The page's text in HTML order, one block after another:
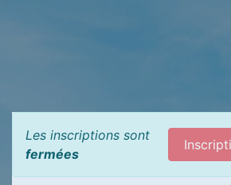
Les inscriptions sont
fermées